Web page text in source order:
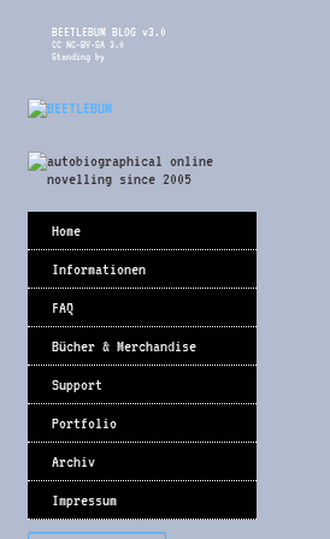
BEETLEBUM BLOG v3.0
CC NC-BY-SA 3.0
Standing by
Home
Informationen
FAQ
Bücher & Merchandise
Support
Portfolio
Archiv
Impressum